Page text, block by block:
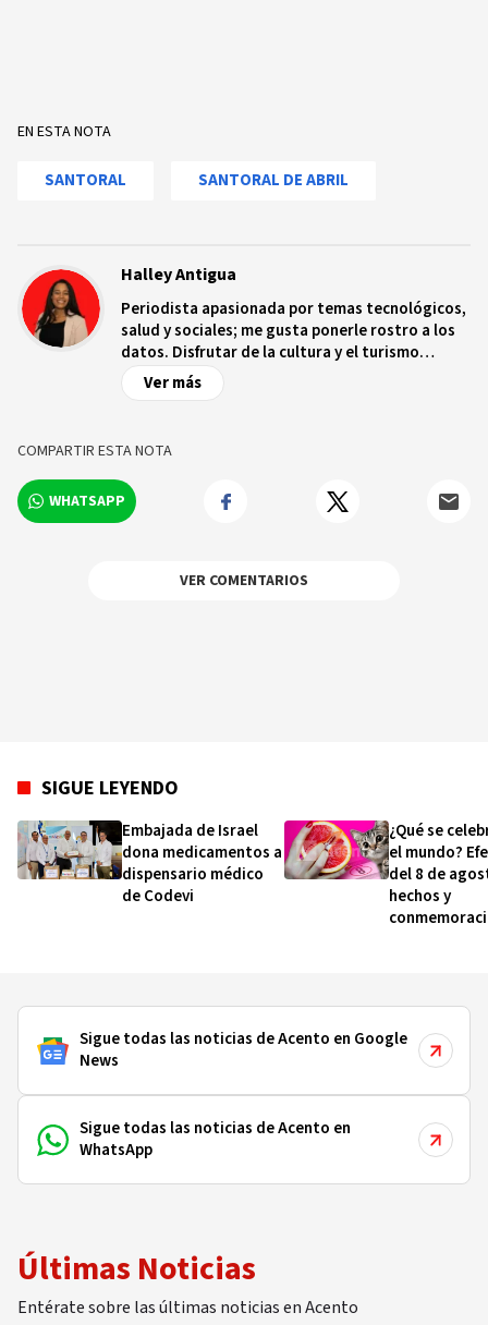
EN ESTA NOTA
SANTORAL SANTORAL DE ABRIL
Halley Antigua
Periodista apasionada por temas tecnológicos,
salud y sociales; me gusta ponerle rostro a los
datos. Disfrutar de la cultura y el turismo
ecológico.
Ver más
COMPARTIR ESTA NOTA
WHATSAPP
VER COMENTARIOS
SIGUE LEYENDO
Embajada de Israel
dona medicamentos a
dispensario médico
de Codevi
¿Qué se
el mundo?
del 8 de
hechos y
Sigue todas las noticias de Acento en Google
News
Sigue todas las noticias de Acento en
WhatsApp